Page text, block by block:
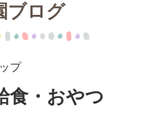
ブログ
プ
食・おやつ